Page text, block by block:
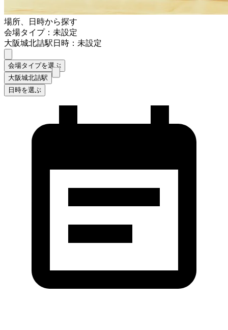
場所、日時から探す
会場タイプ：未設定
大阪城北詰駅日時：未設定
会場タイプを選ぶ
大阪城北詰駅
日時を選ぶ